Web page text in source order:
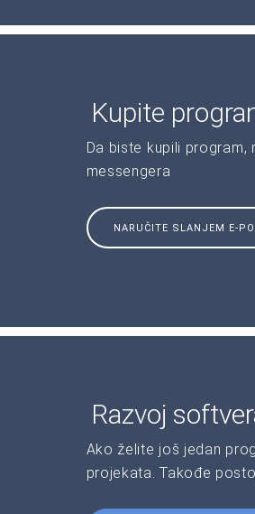
Kupite
Da biste kupili
messengera
NARUČITE SLANJEM E-
Razvoj
Ako želite još jedan
projekata. Takođe